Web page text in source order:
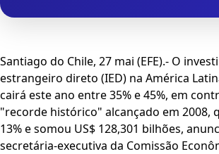
Santiago do Chile, 27 mai (EFE).- O
estrangeiro direto (IED) na América
cairá este ano entre 35% e 45%, em
"recorde histórico" alcançado em 2008,
13% e somou US$ 128,301 bilhões,
secretária-executiva da Comissão